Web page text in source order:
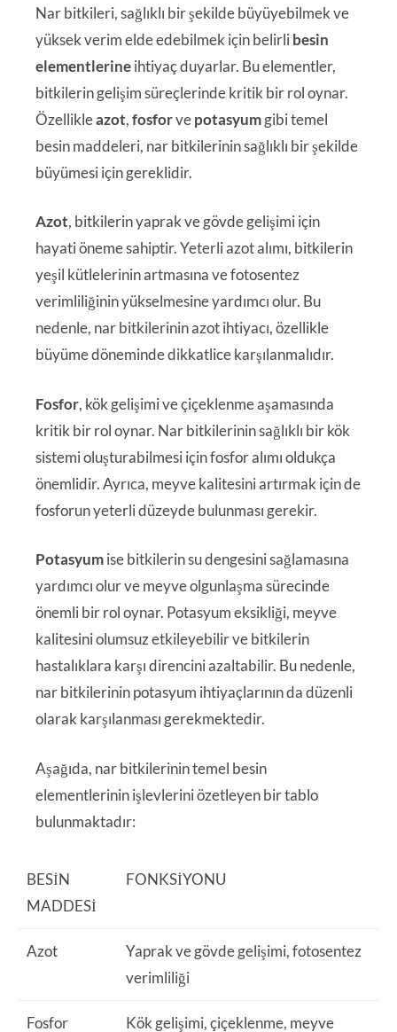
Nar bitkileri, sağlıklı bir şekilde büyüyebilmek ve
yüksek verim elde edebilmek için belirlibesin
elementlerineihtiyaç duyarlar. Bu elementler,
bitkilerin gelişim süreçlerinde kritik bir rol oynar.
Özellikleazot,fosforvepotasyumgibi temel
besin maddeleri, nar bitkilerinin sağlıklı bir şekilde
büyümesi için gereklidir.
Azot, bitkilerin yaprak ve gövde gelişimi için
hayati öneme sahiptir. Yeterli azot alımı, bitkilerin
yeşil kütlelerinin artmasına ve fotosentez
verimliliğinin yükselmesine yardımcı olur. Bu
nedenle, nar bitkilerinin azot ihtiyacı, özellikle
büyüme döneminde dikkatlice karşılanmalıdır.
Fosfor, kök gelişimi ve çiçeklenme aşamasında
kritik bir rol oynar. Nar bitkilerinin sağlıklı bir kök
sistemi oluşturabilmesi için fosfor alımı oldukça
önemlidir. Ayrıca, meyve kalitesini artırmak için de
fosforun yeterli düzeyde bulunması gerekir.
Potasyumise bitkilerin su dengesini sağlamasına
yardımcı olur ve meyve olgunlaşma sürecinde
önemli bir rol oynar. Potasyum eksikliği, meyve
kalitesini olumsuz etkileyebilir ve bitkilerin
hastalıklara karşı direncini azaltabilir. Bu nedenle,
nar bitkilerinin potasyum ihtiyaçlarının da düzenli
olarak karşılanması gerekmektedir.
Aşağıda, nar bitkilerinin temel besin
elementlerinin işlevlerini özetleyen bir tablo
bulunmaktadır:
BESIN
MADDESI
FONKSIYONU
Azot
Yaprak ve gövde gelişimi, fotosentez
verimliliği
Fosfor Kök gelişimi, çiçeklenme, meyve